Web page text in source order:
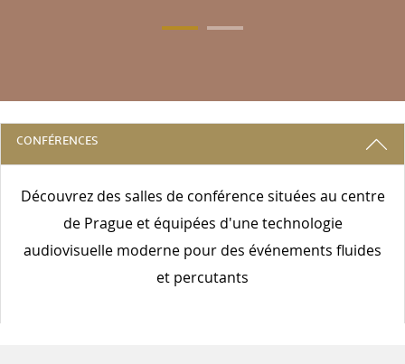
3 RAISONS DE RESTER AVEC NOUS
CONFÉRENCES
Découvrez des salles de conférence situées au centre
de Prague et équipées d'une technologie
audiovisuelle moderne pour des événements fluides
et percutants